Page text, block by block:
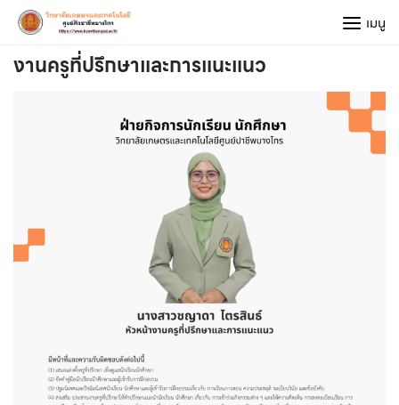
Skip
content
เมนู
งานครูที่ปรึกษาและการแนะแนว